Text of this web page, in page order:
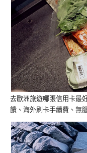
去歐洲旅遊哪張信用卡最
饋、海外刷卡手續費、無